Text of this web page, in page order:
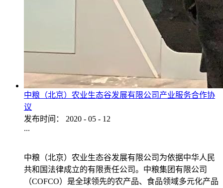
中粮（北京）农业生态谷发展有限公司产业服务合作协
议
发布时间：
2020 - 05 - 12
...
中粮（北京）农业生态谷发展有限公司为依据中华人民
共和国法律成立的有限责任公司。中粮集团有限公司
（COFCO）是全球领先的农产品、食品领域多元化产品